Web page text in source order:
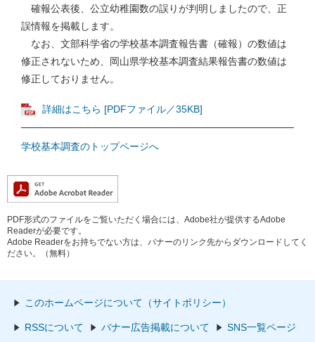
確報公表後、公立幼稚園数の誤りが判明しましたので、正
誤情報を掲載します。
なお、文部科学省の学校基本調査報告書（確報）の数値は
修正されないため、岡山県学校基本調査結果報告書の数値は
修正しておりません。
詳細はこちら [PDFファイル／35KB]
学校基本調査のトップページへ
PDF形式のファイルをご覧いただく場合には、Adobe社が提供するAdobe
Readerが必要です。
Adobe Readerをお持ちでない方は、バナーのリンク先からダウンロードしてく
ださい。（無料）
このホームページについて（サイトポリシー）
RSSについて バナー広告掲載について SNS一覧ページ